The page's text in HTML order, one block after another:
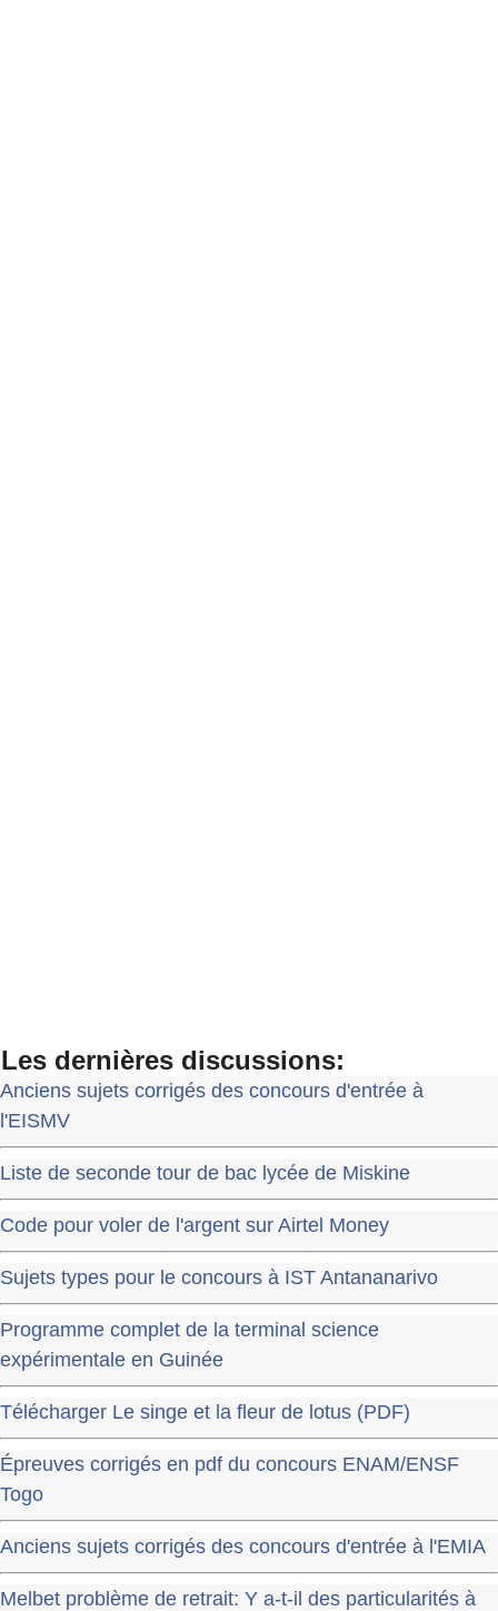
Les dernières discussions:
Anciens sujets corrigés des concours d'entrée à
l'EISMV
Liste de seconde tour de bac lycée de Miskine
Code pour voler de l'argent sur Airtel Money
Sujets types pour le concours à IST Antananarivo
Programme complet de la terminal science
expérimentale en Guinée
Télécharger Le singe et la fleur de lotus (PDF)
Épreuves corrigés en pdf du concours ENAM/ENSF
Togo
Anciens sujets corrigés des concours d'entrée à l'EMIA
Melbet problème de retrait: Y a-t-il des particularités à